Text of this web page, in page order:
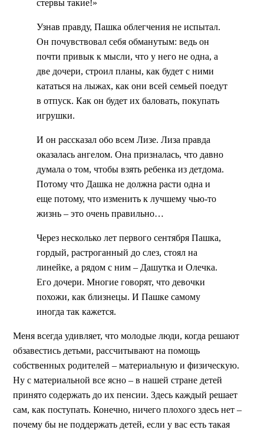
стервы такие!»
Узнав правду, Пашка облегчения не испытал.
Он почувствовал себя обманутым: ведь он
почти привык к мысли, что у него не одна, а
две дочери, строил планы, как будет с ними
кататься на лыжах, как они всей семьей поедут
в отпуск. Как он будет их баловать, покупать
игрушки.
И он рассказал обо всем Лизе. Лиза правда
оказалась ангелом. Она призналась, что давно
думала о том, чтобы взять ребенка из детдома.
Потому что Дашка не должна расти одна и
еще потому, что изменить к лучшему чью-то
жизнь – это очень правильно…
Через несколько лет первого сентября Пашка,
гордый, растроганный до слез, стоял на
линейке, а рядом с ним – Дашутка и Олечка.
Его дочери. Многие говорят, что девочки
похожи, как близнецы. И Пашке самому
иногда так кажется.
Меня всегда удивляет, что молодые люди, когда решают
обзавестись детьми, рассчитывают на помощь
собственных родителей – материальную и физическую.
Ну с материальной все ясно – в нашей стране детей
принято содержать до их пенсии. Здесь каждый решает
сам, как поступать. Конечно, ничего плохого здесь нет –
почему бы не поддержать детей, если у вас есть такая